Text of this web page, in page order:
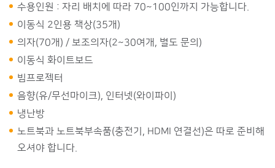
수용인원 : 자리 배치에 따라 70~100인까지 가능합니다.
이동식 2인용 책상(35개)
의자(70개) / 보조의자(2~30여개, 별도 문의)
이동식 화이트보드
빔프로젝터
음향(유/무선마이크), 인터넷(와이파이)
냉난방
노트북과 노트북부속품(충전기, HDMI 연결선)은 따로 준비해
오셔야 합니다.